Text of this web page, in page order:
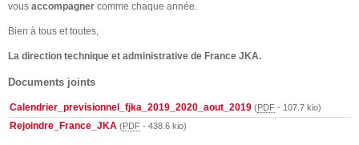
vous accompagner comme chaque année.
Bien à tous et toutes,
La direction technique et administrative de France JKA.
Documents joints
Calendrier_previsionnel_fjka_2019_2020_aout_2019 (PDF - 107.7 kio)
Rejoindre_France_JKA (PDF -438.6 kio)